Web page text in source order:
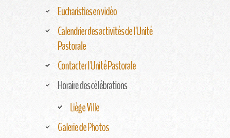
Eucharisties en vidéo
Calendrier des activités de l'Unité
Pastorale
Contacter l'Unité Pastorale
Horaire des célébrations
Liège Ville
Galerie de Photos